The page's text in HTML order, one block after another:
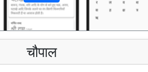
चौपाल